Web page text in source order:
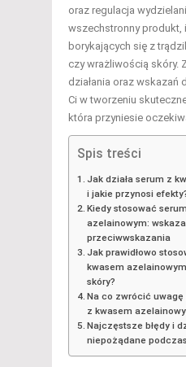
oraz regulacja
wszechstronny produkt,
borykających się z
czy wrażliwością skóry.
działania oraz
Ci w tworzeniu
która przyniesie
Spis treści
Jak działa serum z
i jakie przynosi
Kiedy stosować
azelainowym:
przeciwwskazania
Jak prawidłowo
kwasem
skóry?
Na co zwrócić
z kwasem
Najczęstsze błędy i
niepożądane